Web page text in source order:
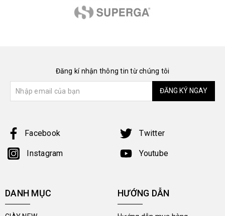
Đăng kí nhận thông tin từ chúng tôi
ĐĂNG KÝ NGAY
Facebook Twitter
Instagram Youtube
DANH MỤC HƯỚNG DẪN